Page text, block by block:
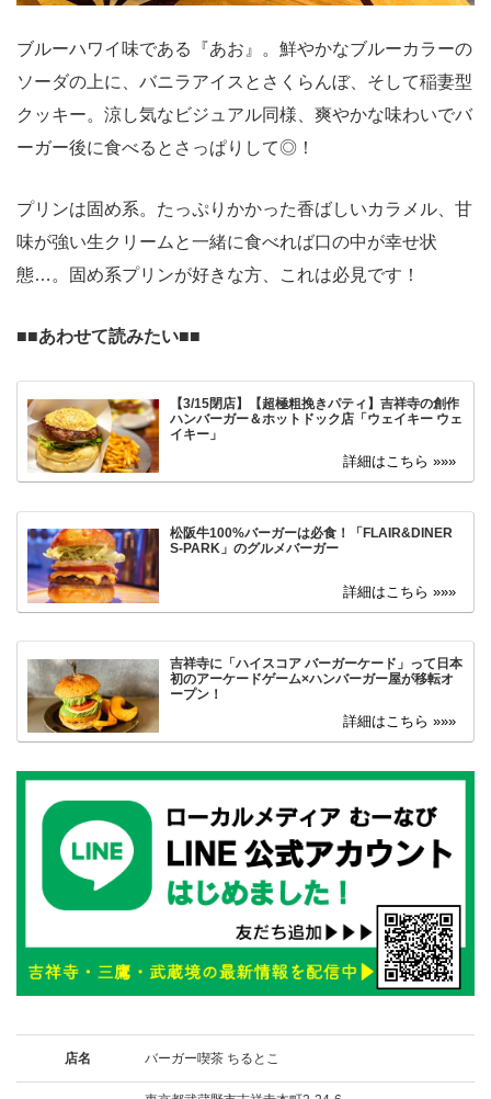
ブルーハワイ味である『あお』。鮮やかなブルーカラーの
ソーダの上に、バニラアイスとさくらんぼ、そして稲妻型
クッキー。涼し気なビジュアル同様、爽やかな味わいでバ
ーガー後に食べるとさっぱりして◎！
プリンは固め系。たっぷりかかった香ばしいカラメル、甘
味が強い生クリームと一緒に食べれば口の中が幸せ状
態…。固め系プリンが好きな方、これは必見です！
■■あわせて読みたい■■
【3/15閉店】【超極粗挽きパティ】吉祥寺の創作
ハンバーガー＆ホットドック店「ウェイキー ウェ
イキー」
松阪牛100%バーガーは必食！「FLAIR&DINER
S-PARK」のグルメバーガー
吉祥寺に「ハイスコア バーガーケード」って日本
初のアーケードゲーム×ハンバーガー屋が移転オ
ープン！
店名 バーガー喫茶 ちるとこ